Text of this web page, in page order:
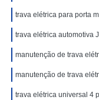
trava elétrica para porta
trava elétrica automotiva
manutenção de trava
manutenção de trava
trava elétrica universal 4